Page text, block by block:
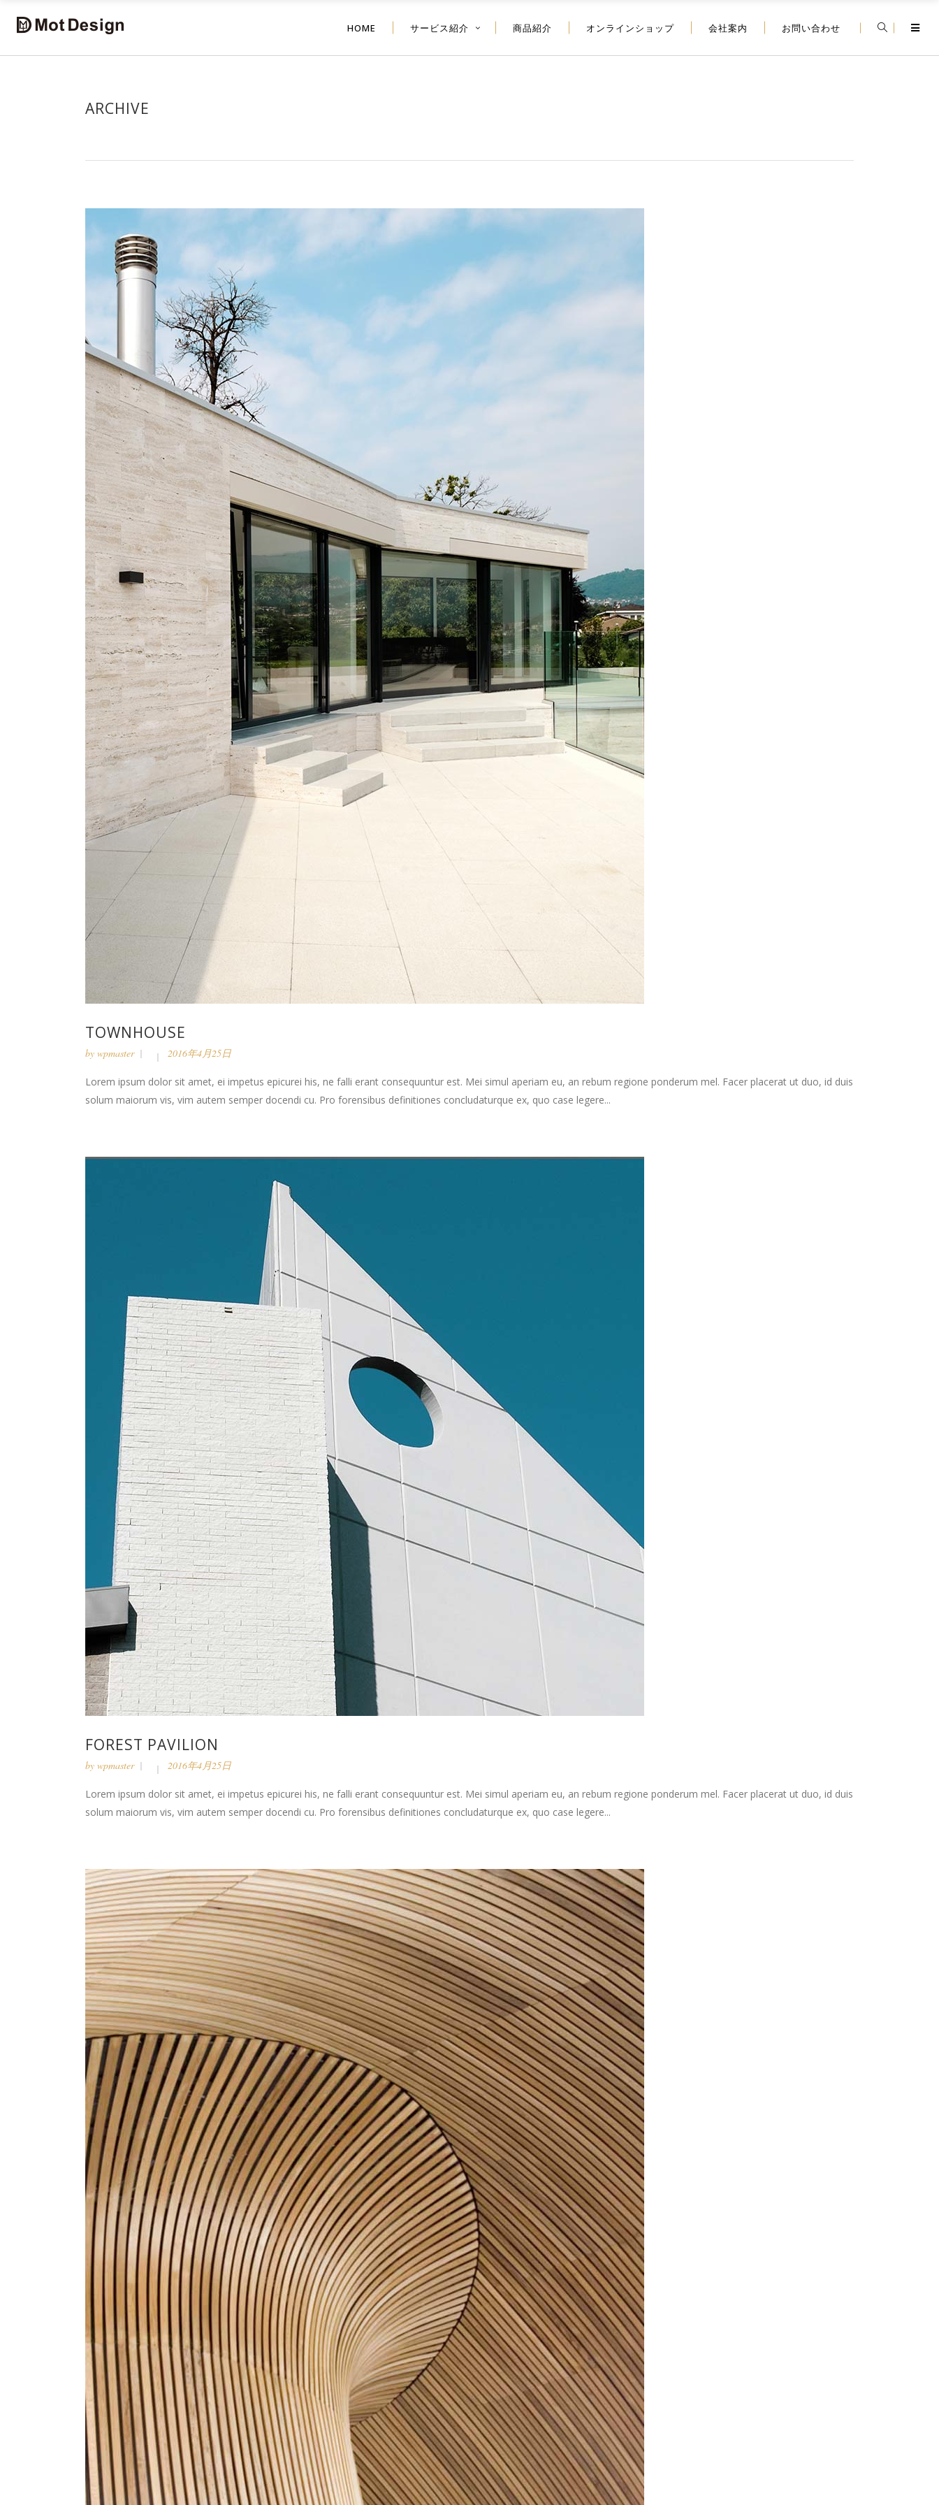
HOME サービス紹介 商品紹介 オンラインショップ 会社案内 お問い合わせ
ARCHIVE
TOWNHOUSE
by wpmaster 2016年4月25日
Lorem ipsum dolor sit amet, ei impetus epicurei his, ne falli erant consequuntur est. Mei simul aperiam eu, an rebum regione ponderum mel. Facer placerat ut duo, id duis
solum maiorum vis, vim autem semper docendi cu. Pro forensibus definitiones concludaturque ex, quo case legere...
FOREST PAVILION
by wpmaster 2016年4月25日
Lorem ipsum dolor sit amet, ei impetus epicurei his, ne falli erant consequuntur est. Mei simul aperiam eu, an rebum regione ponderum mel. Facer placerat ut duo, id duis
solum maiorum vis, vim autem semper docendi cu. Pro forensibus definitiones concludaturque ex, quo case legere...